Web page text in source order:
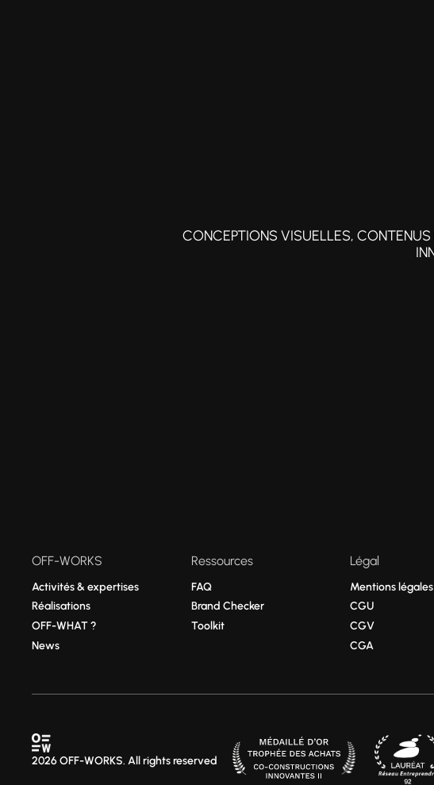
CONCEPTIONS VISUELLES,
OFF-WORKS
Activités & expertises
Réalisations
OFF-WHAT ?
News
Ressources
FAQ
Brand Checker
Toolkit
Légal
Mentions légales
CGU
CGV
CGA
2026 OFF-WORKS. All rights reserved